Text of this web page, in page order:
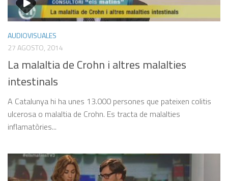
AUDIOVISUALES
27 AGOSTO, 2014
La malaltia de Crohn i altres malalties
intestinals
A Catalunya hi ha unes 13.000 persones que pateixen colitis
ulcerosa o malaltia de Crohn. Es tracta de malalties
inflamatòries...